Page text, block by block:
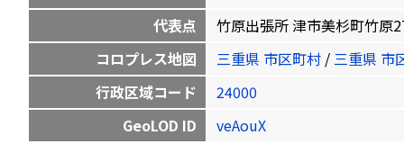
代表点
竹原出張所 津市美杉町竹原
コロプレス地図
三重県 市区町村 / 三重県 市
行政区域コード
24000
GeoLOD ID
veAouX